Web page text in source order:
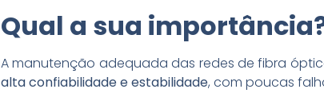
Qual a sua
A manutenção adequada das redes de fibra
alta confiabilidade e estabilidade, com poucas